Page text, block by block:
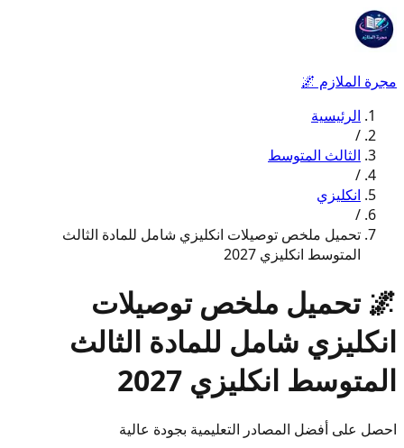
مجرة الملازم 🌌
الرئيسية
/
الثالث المتوسط
/
انكليزي
/
تحميل ملخص توصيلات انكليزي شامل للمادة الثالث
المتوسط انكليزي 2027
🌌 تحميل ملخص توصيلات
انكليزي شامل للمادة الثالث
المتوسط انكليزي 2027
احصل على أفضل المصادر التعليمية بجودة عالية